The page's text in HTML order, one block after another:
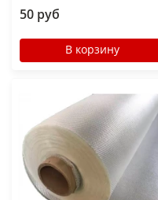
50 руб
В корзину